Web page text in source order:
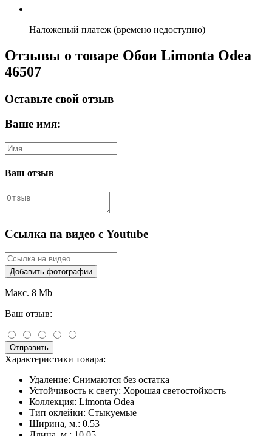
Наложеный платеж (времено недоступно)
Отзывы о товаре Обои Limonta Odea
46507
Оставьте свой отзыв
Ваше имя:
Ваш отзыв
Ссылка на видео с Youtube
Добавить фотографии
Макс. 8 Mb
Ваш отзыв:
Отправить
Характеристики товара:
Удаление: Снимаются без остатка
Устойчивость к свету: Хорошая светостойкость
Коллекция: Limonta Odea
Тип оклейки: Стыкуемые
Ширина, м.: 0.53